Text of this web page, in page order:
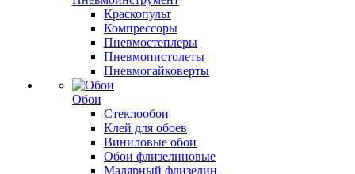
Краскопульт
Компрессоры
Пневмостеплеры
Пневмопистолеты
Пневмогайковерты
Обои
Стеклообои
Клей для обоев
Виниловые обои
Обои флизелиновые
Малярный флизелин